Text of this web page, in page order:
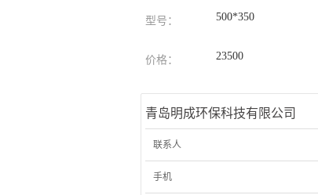
型号： 500*350
价格： 23500
青岛明成环保科技有限公司
联系人
手机